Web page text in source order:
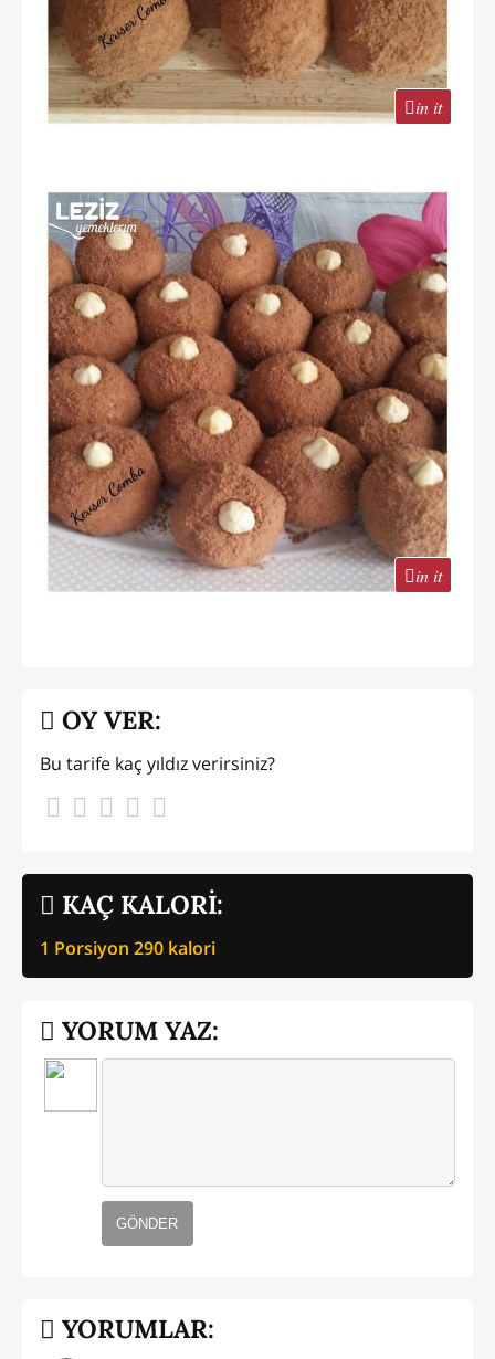
in it
in it
KAÇ KALORİ:
1 Porsiyon 290 kalori
OY VER:
Bu tarife kaç yıldız verirsiniz?
YORUM YAZ:
GÖNDER
YORUMLAR: